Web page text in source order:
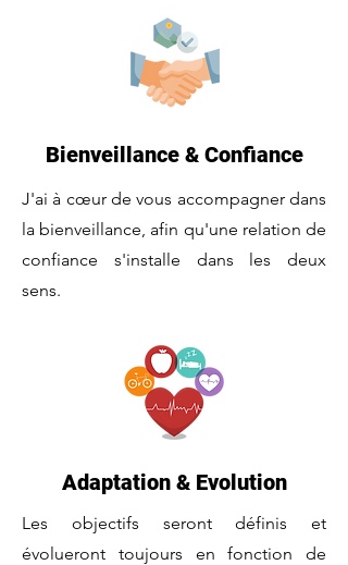
Bienveillance & Confiance
J'ai à cœur de vous accompagner dans
la bienveillance, afin qu'une relation de
confiance s'installe dans les deux
sens.
Adaptation & Evolution
Les objectifs seront définis et
évolueront toujours en fonction de